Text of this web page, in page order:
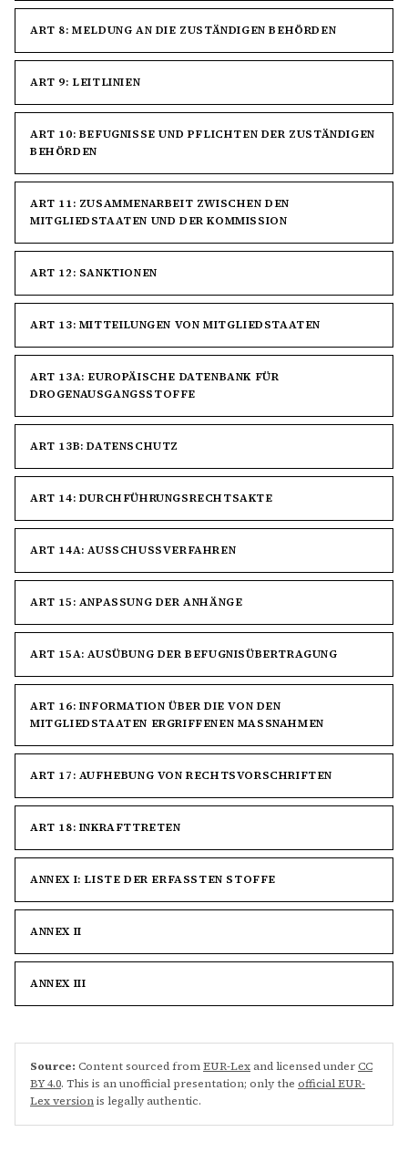
ART 8: MELDUNG AN DIE ZUSTÄNDIGEN BEHÖRDEN
ART 9: LEITLINIEN
ART 10: BEFUGNISSE UND PFLICHTEN DER ZUSTÄNDIGEN
BEHÖRDEN
ART 11: ZUSAMMENARBEIT ZWISCHEN DEN
MITGLIEDSTAATEN UND DER KOMMISSION
ART 12: SANKTIONEN
ART 13: MITTEILUNGEN VON MITGLIEDSTAATEN
ART 13A: EUROPÄISCHE DATENBANK FÜR
DROGENAUSGANGSSTOFFE
ART 13B: DATENSCHUTZ
ART 14: DURCHFÜHRUNGSRECHTSAKTE
ART 14A: AUSSCHUSSVERFAHREN
ART 15: ANPASSUNG DER ANHÄNGE
ART 15A: AUSÜBUNG DER BEFUGNISÜBERTRAGUNG
ART 16: INFORMATION ÜBER DIE VON DEN
MITGLIEDSTAATEN ERGRIFFENEN MASSNAHMEN
ART 17: AUFHEBUNG VON RECHTSVORSCHRIFTEN
ART 18: INKRAFTTRETEN
ANNEX I: LISTE DER ERFASSTEN STOFFE
ANNEX II
ANNEX III
Source: Content sourced fromEUR-Lexand licensed underCC
BY 4.0. This is an unofficial presentation; only the official EUR-
Lex versionis legally authentic.